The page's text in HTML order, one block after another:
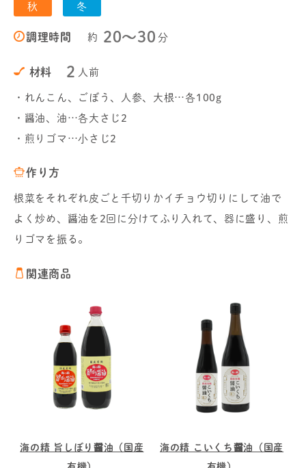
秋 冬
調理時間 約 20〜30 分
材料 2 人前
・れんこん、ごぼう、人参、大根…各100g
・醤油、油…各大さじ2
・煎りゴマ…小さじ2
作り方
根菜をそれぞれ皮ごと千切りかイチョウ切りにして油で
よく炒め、醤油を2回に分けてふり入れて、器に盛り、煎
りゴマを振る。
関連商品
海の精 旨しぼり醤油（国産
海の精 こいくち醤油（国産